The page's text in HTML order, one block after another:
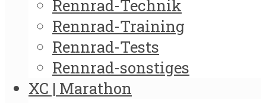
Rennrad-Technik
Rennrad-Training
Rennrad-Tests
Rennrad-sonstiges
XC | Marathon